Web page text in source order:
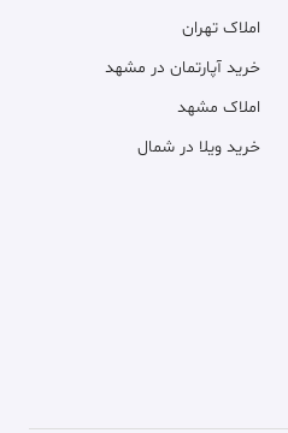
املاک تهران
خرید آپارتمان در مشهد
املاک مشهد
خرید ویلا در شمال